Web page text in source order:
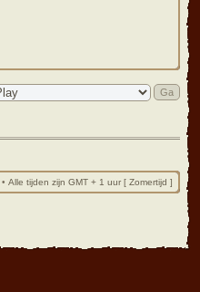
• Alle tijden zijn GMT + 1 uur [ Zomertijd ]